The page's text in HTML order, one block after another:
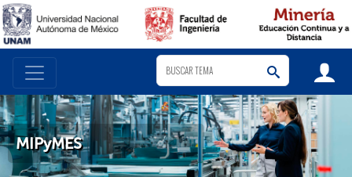
MIPyMES